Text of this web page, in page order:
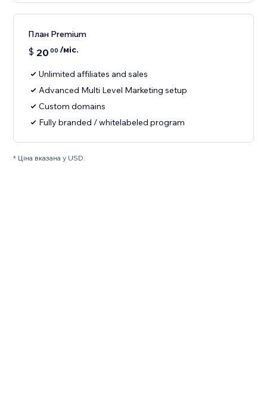
План Premium
$ 20 00 /міс.
Unlimited affiliates and sales
Advanced Multi Level Marketing setup
Custom domains
Fully branded / whitelabeled program
* Ціна вказана у USD.